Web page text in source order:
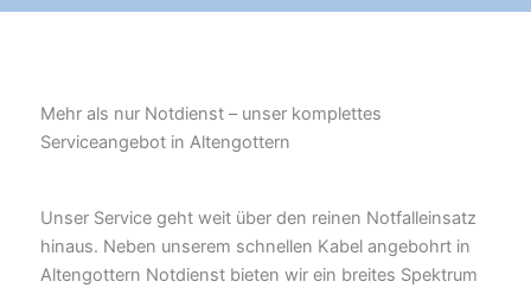
Mehr als nur Notdienst – unser komplettes
Serviceangebot in Altengottern
Unser Service geht weit über den reinen Notfalleinsatz
hinaus. Neben unserem schnellen Kabel angebohrt in
Altengottern Notdienst bieten wir ein breites Spektrum